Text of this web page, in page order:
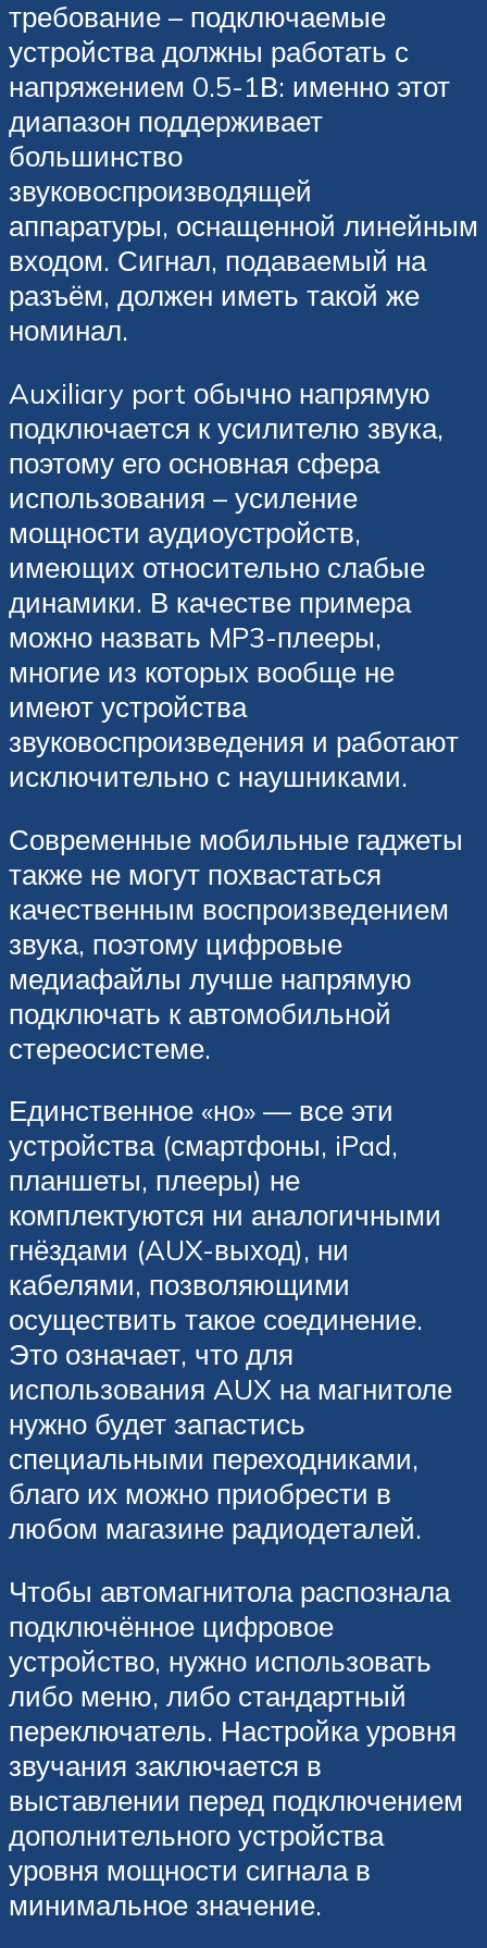
требование – подключаемые
устройства должны работать с
напряжением 0.5-1В: именно этот
диапазон поддерживает
большинство
звуковоспроизводящей
аппаратуры, оснащенной линейным
входом. Сигнал, подаваемый на
разъём, должен иметь такой же
номинал.
Auxiliary port обычно напрямую
подключается к усилителю звука,
поэтому его основная сфера
использования – усиление
мощности аудиоустройств,
имеющих относительно слабые
динамики. В качестве примера
можно назвать MP3-плееры,
многие из которых вообще не
имеют устройства
звуковоспроизведения и работают
исключительно с наушниками.
Современные мобильные гаджеты
также не могут похвастаться
качественным воспроизведением
звука, поэтому цифровые
медиафайлы лучше напрямую
подключать к автомобильной
стереосистеме.
Единственное «но» — все эти
устройства (смартфоны, iPad,
планшеты, плееры) не
комплектуются ни аналогичными
гнёздами (AUX-выход), ни
кабелями, позволяющими
осуществить такое соединение.
Это означает, что для
использования AUX на магнитоле
нужно будет запастись
специальными переходниками,
благо их можно приобрести в
любом магазине радиодеталей.
Чтобы автомагнитола распознала
подключённое цифровое
устройство, нужно использовать
либо меню, либо стандартный
переключатель. Настройка уровня
звучания заключается в
выставлении перед подключением
дополнительного устройства
уровня мощности сигнала в
минимальное значение.